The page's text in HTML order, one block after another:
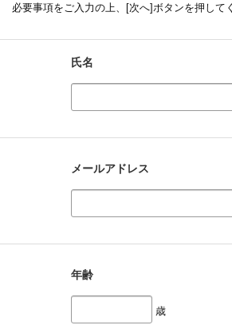
必要事項をご入力の上、[次へ]ボタンを押して
氏名
メールアドレス
年齢
歳